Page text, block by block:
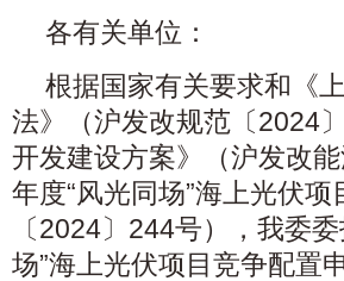
各有关单位：
根据国家有关要求和《
法》（沪发改规范〔2024
开发建设方案》（沪发改
年度“风光同场”海上光伏
〔2024〕244号），我委
场”海上光伏项目竞争配置